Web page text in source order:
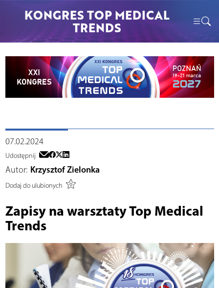
KONGRES TOP MEDICAL
TRENDS
07.02.2024
Udostępnij
Autor: Krzysztof Zielonka
Dodaj do ulubionych
Zapisy na warsztaty Top Medical
Trends